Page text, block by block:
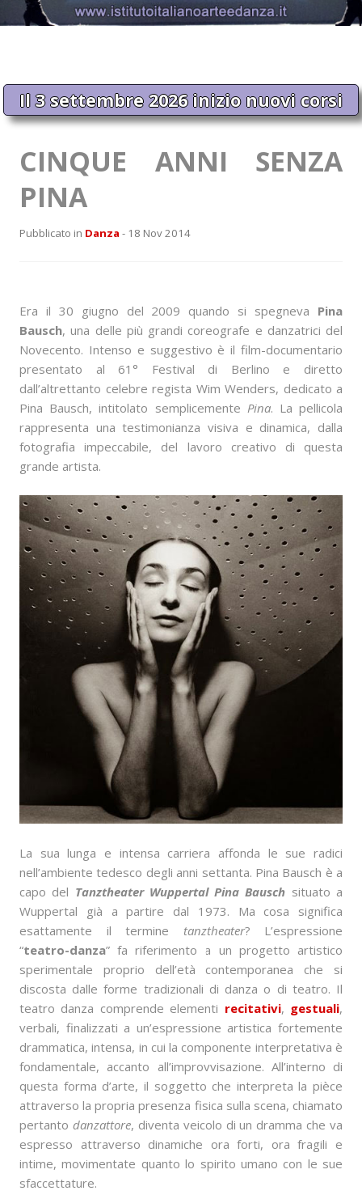
Il 3 settembre 2026 inizio nuovi corsi
CINQUE ANNI SENZA
PINA
Pubblicato in Danza - 18 Nov 2014
Era il 30 giugno del 2009 quando si spegneva Pina
Bausch, una delle più grandi coreografe e danzatrici del
Novecento. Intenso e suggestivo è il film-documentario
presentato al 61° Festival di Berlino e diretto
dall’altrettanto celebre regista Wim Wenders, dedicato a
Pina Bausch, intitolato semplicemente Pina. La pellicola
rappresenta una testimonianza visiva e dinamica, dalla
fotografia impeccabile, del lavoro creativo di questa
grande artista.
La sua lunga e intensa carriera affonda le sue radici
nell’ambiente tedesco degli anni settanta. Pina Bausch è a
capo del Tanztheater Wuppertal Pina Bausch situato a
Wuppertal già a partire dal 1973. Ma cosa significa
esattamente il termine tanztheater? L’espressione
“teatro-danza” fa riferimento a un progetto artistico
sperimentale proprio dell’età contemporanea che si
discosta dalle forme tradizionali di danza o di teatro. Il
teatro danza comprende elementi recitativi, gestuali,
verbali, finalizzati a un’espressione artistica fortemente
drammatica, intensa, in cui la componente interpretativa è
fondamentale, accanto all’improvvisazione. All’interno di
questa forma d’arte, il soggetto che interpreta la pièce
attraverso la propria presenza fisica sulla scena, chiamato
pertanto danzattore, diventa veicolo di un dramma che va
espresso attraverso dinamiche ora forti, ora fragili e
intime, movimentate quanto lo spirito umano con le sue
sfaccettature.